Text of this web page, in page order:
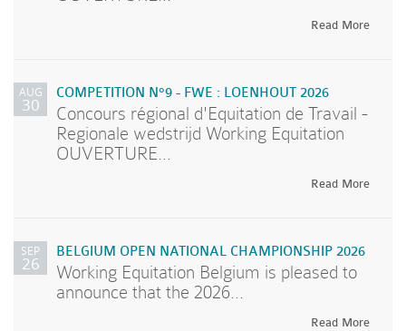
Read More
AUG
30
COMPETITION N°9 - FWE : LOENHOUT 2026
Concours régional d'Equitation de Travail -
Regionale wedstrijd Working Equitation
OUVERTURE...
Read More
SEP
26
BELGIUM OPEN NATIONAL CHAMPIONSHIP 2026
Working Equitation Belgium is pleased to
announce that the 2026...
Read More